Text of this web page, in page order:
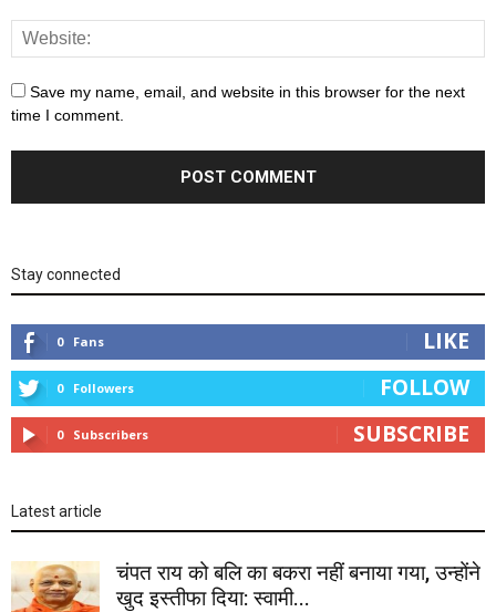
Save my name, email, and website in this browser for the next
time I comment.
Stay connected
0 Fans LIKE
0 Followers FOLLOW
0 Subscribers SUBSCRIBE
Latest article
चंपत राय को बलि का बकरा नहीं बनाया गया, उन्होंने
खुद इस्तीफा दिया: स्वामी...